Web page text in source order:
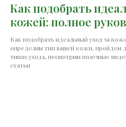
Как подобрать
кожей: полное
Как подобрать идеальный уход за
определим тип вашей кожи, пройдем
типах ухода, посмотрим полезные
статьи